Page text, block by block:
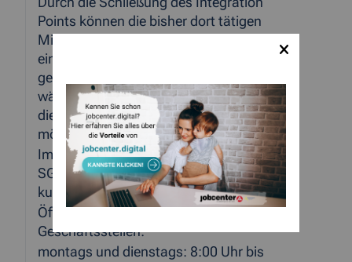
Points können die bisher dort tätigen
Mitarbeiter am jeweiligen Hauptstandort
eingesetzt werden; zugleich können
geflüchtete Menschen nunmehr flexibel
während der regulären Öffnungszeiten –
die erste Meldung ist auch ohne Termin
möglich –vorsprechen.
Im Falle wieder ansteigender Zugänge ins
SGB II kann der Integration Point
kurzfristig wieder reaktiviert werden.
Öffnungszeiten der Jobcenter-
Geschäftsstellen:
montags und dienstags: 8:00 Uhr bis